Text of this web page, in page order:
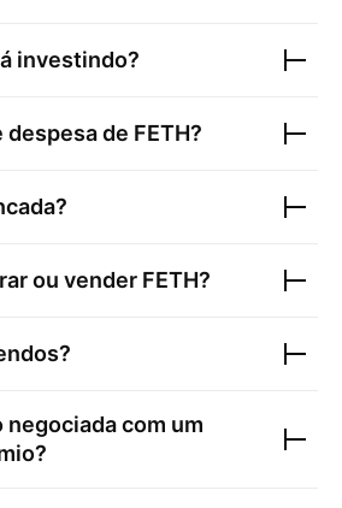
investindo?
despesa de FETH?
ou vender FETH?
negociada com um